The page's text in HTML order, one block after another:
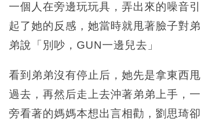
一個人在旁邊玩玩具，弄出來的噪音引
起了她的反感，她當時就甩著臉子對弟
弟說「別吵，GUN一邊兒去」
看到弟弟沒有停止后，她先是拿東西甩
過去，再然后走上去沖著弟弟上手，一
旁看著的媽媽本想出言相勸，劉思琦卻